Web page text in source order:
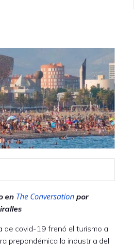
en The Conversation por
de covid-19 frenó el turismo a
prepandémica la industria del